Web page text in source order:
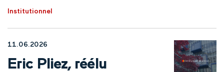
Institutionnel
11.06.2026
Eric Pliez, réélu